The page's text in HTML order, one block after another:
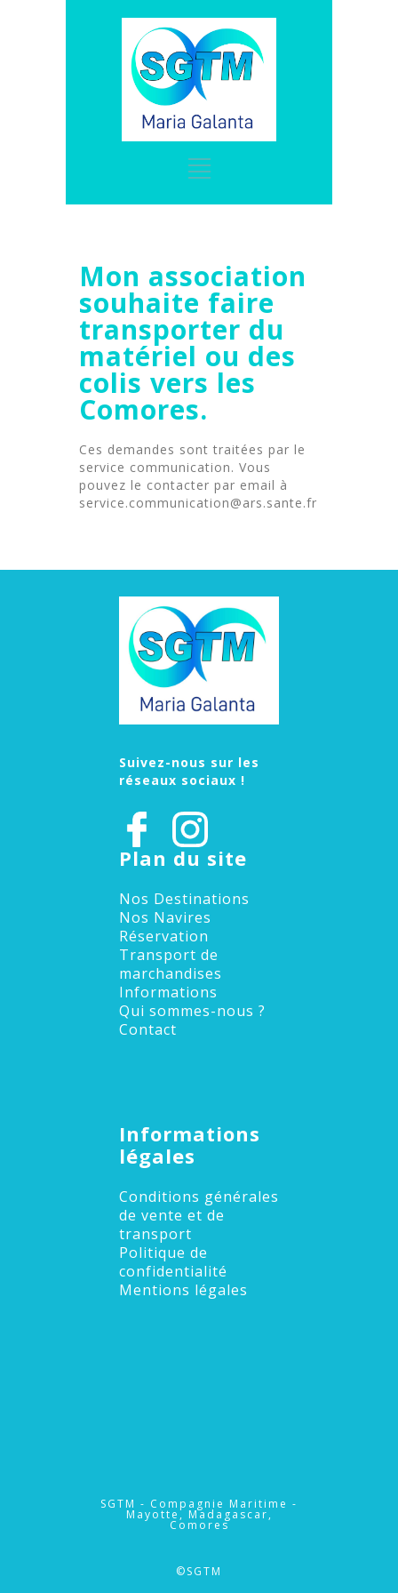
Mon association
souhaite faire
transporter du
matériel ou des
colis vers les
Comores.
Ces demandes sont traitées par le
service communication. Vous
pouvez le contacter par email à
service.communication@ars.sante.fr
Suivez-nous sur les
réseaux sociaux !
Plan du site
Nos Destinations
Nos Navires
Réservation
Transport de
marchandises
Informations
Qui sommes-nous ?
Contact
Informations
légales
Conditions générales
de vente et de
transport
Politique de
confidentialité
Mentions légales
SGTM - Compagnie Maritime -
Mayotte, Madagascar,
Comores
©SGTM